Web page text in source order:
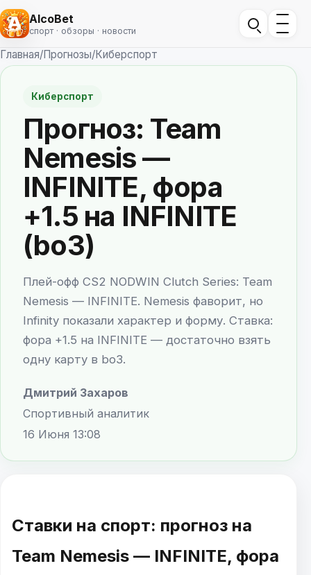
AlcoBet
спорт · обзоры · новости
Главная/Прогнозы/Киберспорт
Киберспорт
Прогноз: Team
Nemesis —
INFINITE, фора
+1.5 на INFINITE
(bo3)
Плей-офф CS2 NODWIN Clutch Series: Team
Nemesis — INFINITE. Nemesis фаворит, но
Infinity показали характер и форму. Ставка:
фора +1.5 на INFINITE — достаточно взять
одну карту в bo3.
Дмитрий Захаров
Спортивный аналитик
16 Июня 13:08
Ставки на спорт: прогноз на
Team Nemesis — INFINITE, фора